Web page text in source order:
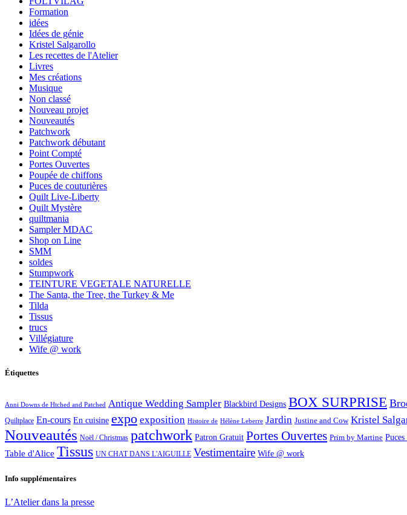
Formation
idées
Idées de génie
Kristel Salgarollo
Les recettes de l'Atelier
Livres
Mes créations
Musique
Non classé
Nouveau projet
Nouveautés
Patchwork
Patchwork débutant
Point Compté
Portes Ouvertes
Poupée de chiffons
Puces de couturières
Quilt Live-Liberty
Quilt Mystère
quiltmania
Sampler MDAC
Shop on Line
SMM
soldes
Stumpwork
TEINTURE VEGETALE NATURELLE
The Santa, the Tree, the Turkey & Me
Tilda
Tissus
trucs
Villégiature
Wife @ work
Étiquettes
Anni Downs de Htched and Patched Antique Wedding Sampler Blackbird Designs BOX SURPRISE
Quiltplace En-cours En cuisine expo exposition Histoire de Hélène Leberre Jardin Justine and Cow Kristel
Nouveautés Noël / Christmas patchwork Patron Gratuit Portes Ouvertes Prim by Martine
Table d'Alice Tissus UN CHAT DANS L'AIGUILLE Vestimentaire Wife @ work
Info supplémentaires
L’Atelier dans la presse